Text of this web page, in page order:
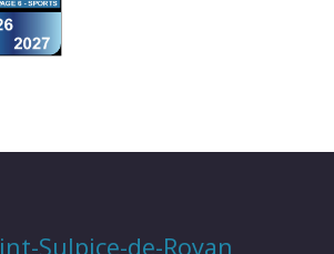
Sulpice-de-Royan